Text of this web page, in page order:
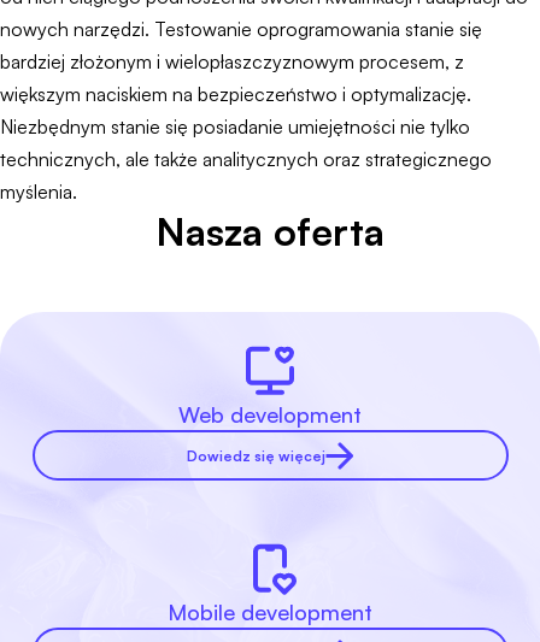
nowych narzędzi. Testowanie oprogramowania stanie się
bardziej złożonym i wielopłaszczyznowym procesem, z
większym naciskiem na bezpieczeństwo i optymalizację.
Niezbędnym stanie się posiadanie umiejętności nie tylko
technicznych, ale także analitycznych oraz strategicznego
myślenia.
Nasza oferta
Web development
Dowiedz się więcej
Mobile development